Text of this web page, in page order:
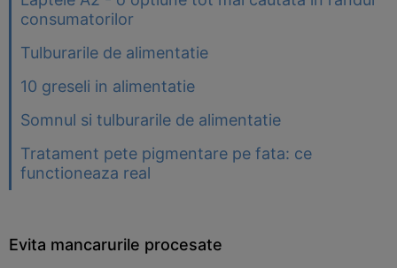
consumatorilor
Tulburarile de alimentatie
10 greseli in alimentatie
Somnul si tulburarile de alimentatie
Tratament pete pigmentare pe fata: ce
functioneaza real
Evita mancarurile procesate